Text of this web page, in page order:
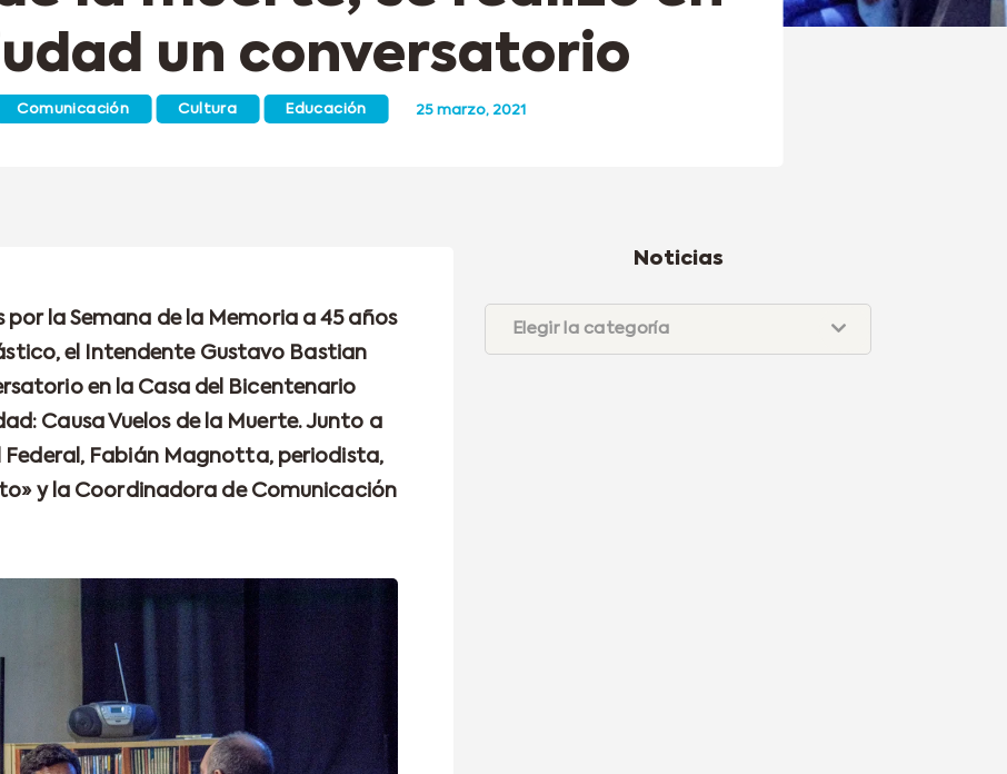
un conversatorio
Comunicación Cultura Educación 25 marzo, 2021
la Semana de la Memoria a 45 años
el Intendente Gustavo Bastian
en la Casa del Bicentenario
Causa Vuelos de la Muerte. Junto a
Fabián Magnotta, periodista,
y la Coordinadora de Comunicación
Noticias